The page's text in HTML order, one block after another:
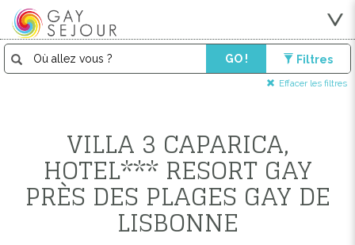
GO ! Filtres
Effacer les filtres
VILLA 3 CAPARICA,
HOTEL*** RESORT GAY
PRÈS DES PLAGES GAY DE
LISBONNE